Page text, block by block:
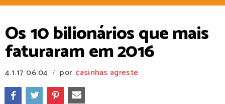
Os 10 bilionários que mais
faturaram em 2016
4.1.17 06:04 / por casinhas agreste